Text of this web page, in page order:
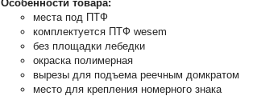
Особенности товара:
места под ПТФ
комплектуется ПТФ wesem
без площадки лебедки
окраска полимерная
вырезы для подъема реечным домкратом
место для крепления номерного знака